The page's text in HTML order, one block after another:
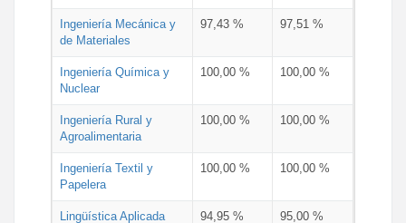
Ingeniería Mecánica y
de Materiales
97,43 % 97,51 %
Ingeniería Química y
Nuclear
100,00 % 100,00 %
Ingeniería Rural y
Agroalimentaria
100,00 % 100,00 %
Ingeniería Textil y
Papelera
100,00 % 100,00 %
Lingüística Aplicada 94,95 % 95,00 %